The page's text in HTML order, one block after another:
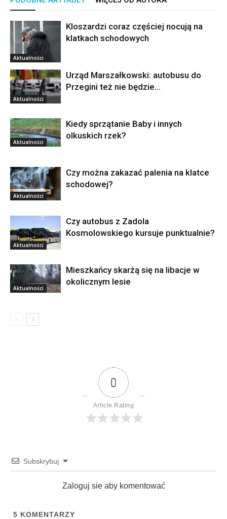
Aktualności
Kloszardzi coraz częściej nocują na
klatkach schodowych
Aktualności
Urząd Marszałkowski: autobusu do
Przegini też nie będzie…
Aktualności
Kiedy sprzątanie Baby i innych
olkuskich rzek?
Aktualności
Czy można zakazać palenia na klatce
schodowej?
Aktualności
Czy autobus z Zadola
Kosmolowskiego kursuje punktualnie?
Aktualności
Mieszkańcy skarżą się na libacje w
okolicznym lesie
0
Article Rating
Subskrybuj
Zaloguj sie aby komentować
5 KOMENTARZY